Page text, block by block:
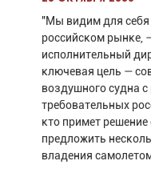
"Мы видим для себя
российском рынке,
исполнительный
ключевая цель —
воздушного судна
требовательных
кто примет
предложить
владения